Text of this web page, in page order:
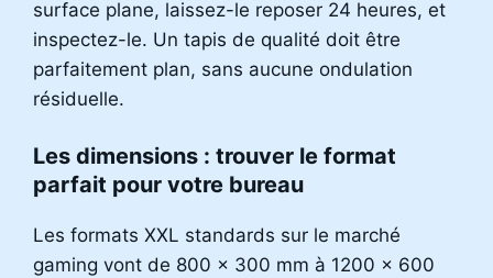
surface plane, laissez-le reposer 24 heures, et
inspectez-le. Un tapis de qualité doit être
parfaitement plan, sans aucune ondulation
résiduelle.
Les dimensions : trouver le format
parfait pour votre bureau
Les formats XXL standards sur le marché
gaming vont de 800 x 300 mm à 1200 x 600